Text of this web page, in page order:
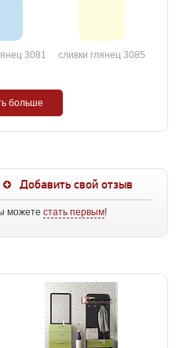
3081 сливки глянец 3085
больше
Добавить свой отзыв
можете стать первым!